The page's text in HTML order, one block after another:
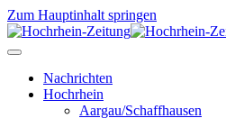
Zum Hauptinhalt springen
Nachrichten
Hochrhein
Aargau/Schaffhausen